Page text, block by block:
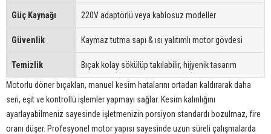
Güç Kaynağı 220V adaptörlü veya kablosuz modeller
Güvenlik Kaymaz tutma sapı & ısı yalıtımlı motor gövdesi
Temizlik Bıçak kolay sökülüp takılabilir, hijyenik tasarım
Motorlu döner bıçakları, manuel kesim hatalarını ortadan kaldırarak daha
seri, eşit ve kontrollü işlemler yapmayı sağlar. Kesim kalınlığını
ayarlayabilmeniz sayesinde işletmenizin porsiyon standardı bozulmaz, fire
oranı düşer. Profesyonel motor yapısı sayesinde uzun süreli çalışmalarda